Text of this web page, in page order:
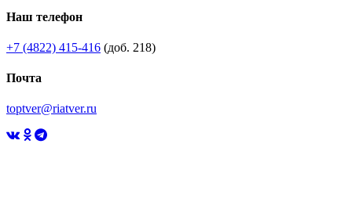
Наш телефон
+7 (4822) 415-416 (доб. 218)
Почта
toptver@riatver.ru